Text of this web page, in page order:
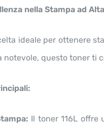
nella Stampa ad
ideale per ottenere
notevole, questo toner ti
Il toner 116L offre